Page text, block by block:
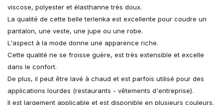
viscose, polyester et élasthanne très doux.
La qualité de cette belle terlenka est excellente pour coudre un
pantalon, une veste, une jupe ou une robe.
L'aspect à la mode donne une apparence riche.
Cette qualité ne se froisse guère, est très extensible et excelle
dans le confort.
De plus, il peut être lavé à chaud et est parfois utilisé pour des
applications lourdes (restaurants - vêtements d'entreprise).
Il est largement applicable et est disponible en plusieurs couleurs.